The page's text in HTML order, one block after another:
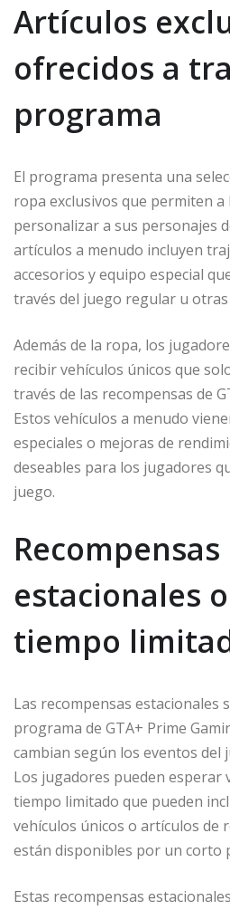
Artículos
ofrecidos a
programa
El programa presenta una
ropa exclusivos que permiten
personalizar a sus personajes
artículos a menudo incluyen
accesorios y equipo especial
través del juego regular u
Además de la ropa, los
recibir vehículos únicos que
través de las recompensas de
Estos vehículos a menudo
especiales o mejoras de
deseables para los jugadores
juego.
Recompensas
estacionales
tiempo
Las recompensas estacionales
programa de GTA+ Prime
cambian según los eventos del
Los jugadores pueden esperar
tiempo limitado que pueden
vehículos únicos o artículos de
están disponibles por un corto
Estas recompensas